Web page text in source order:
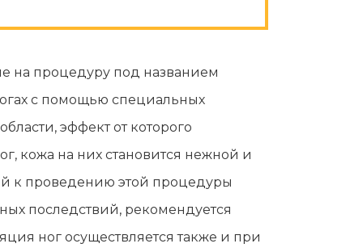
на процедуру под названием
с помощью специальных
эффект от которого
кожа на них становится нежной и
к проведению этой процедуры
последствий, рекомендуется
ног осуществляется также и при